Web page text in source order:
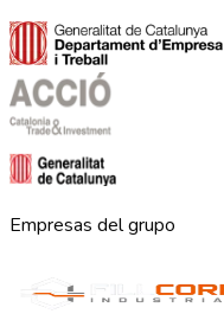
Empresas del grupo